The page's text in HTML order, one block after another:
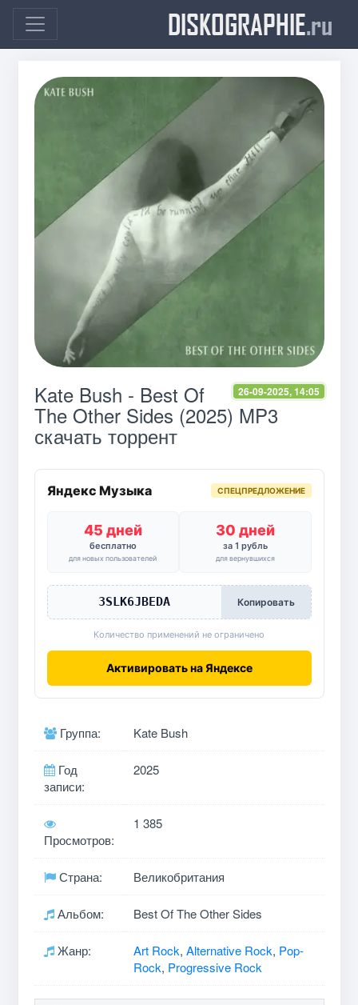
DISKOGRAPHIE.ru
26-09-2025, 14:05
Kate Bush - Best Of
The Other Sides (2025) MP3
скачать торрент
Яндекс Музыка СПЕЦПРЕДЛОЖЕНИЕ
45 дней
бесплатно
для новых пользователей
30 дней
за 1 рубль
для вернувшихся
3SLK6JBEDA Копировать
Количество применений не ограничено
Активировать на Яндексе
Группа: Kate Bush
Год
записи:
2025
Просмотров:
1 385
Страна: Великобритания
Альбом: Best Of The Other Sides
Жанр: Art Rock, Alternative Rock, Pop-
Rock, Progressive Rock